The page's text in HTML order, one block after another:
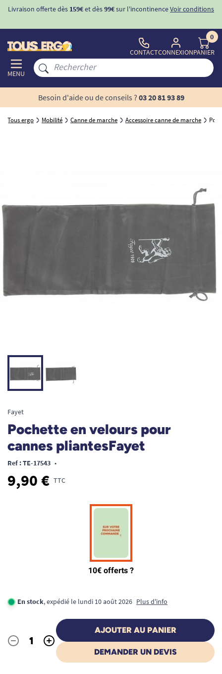
Livraison offerte dès 159€et dès99€sur l'incontinenceVoir conditions
MENU
CONTACTCONNEXION
0
PANIER
Besoin d'aide ou de conseils ? 03 20 81 93 89
Tous ergo Mobilité Canne de marche Accessoire canne de marche
Fayet
Pochette en velours pour
cannes pliantesFayet
Ref : TE-17543 •
9,90 € TTC
En stock, expédié le lundi 10 août 2026 Plus d'info
Quantité
- +
AJOUTER AU PANIER
DEMANDER UN DEVIS